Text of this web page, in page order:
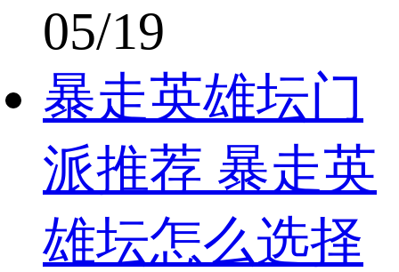
05/19
暴走英雄坛门
派推荐 暴走英
雄坛怎么选择